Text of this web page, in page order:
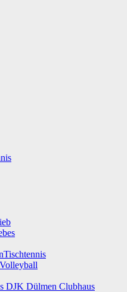
Tischtennis
Volleyball